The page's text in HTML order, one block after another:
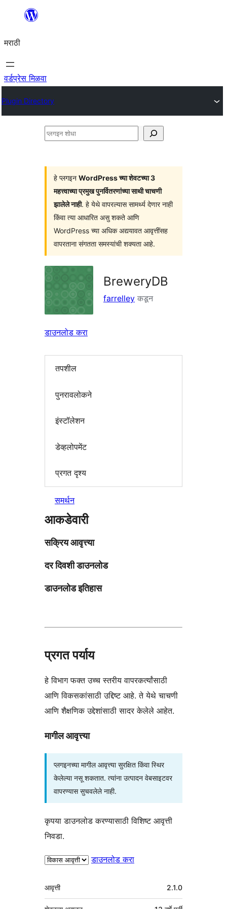
सामुग्रीवर
मराठी
वर्डप्रेस मिळवा
Plugin Directory
प्लगइन
हे प्लगइन WordPress च्या शेवटच्या 3
महत्त्वाच्या प्रमुख पुनर्वितरणांच्या साथी चाचणी
झालेले नाही. हे येथे वापरल्यास सामर्थ्य देणार नाही
किंवा त्या आधारित असु शकते आणि
WordPress च्या अधिक अद्ययावत आवृत्तींसह
वापरताना संगतता समस्यांची शक्यता आहे.
BreweryDB
farrelley कडून
डाउनलोड करा
तपशील
पुनरावलोकने
इंस्टॉलेशन
डेव्हलोपमेंट
प्रगत दृश्य
समर्थन
आकडेवारी
सक्रिय आवृत्त्या
दर दिवशी डाउनलोड
डाउनलोड इतिहास
प्रगत पर्याय
हे विभाग फक्त उच्च स्तरीय वापरकर्त्यांसाठी
आणि विकसकांसाठी उद्दिष्ट आहे. ते येथे चाचणी
आणि शैक्षणिक उद्देशांसाठी सादर केलेले आहेत.
मागील आवृत्त्या
प्लगइनच्या मागील आवृत्त्या सुरक्षित किंवा स्थिर
केलेल्या नसू शकतात. त्यांना उत्पादन वेबसाइटवर
वापरण्यास सुचवलेले नाही.
कृपया डाउनलोड करण्यासाठी विशिष्ट आवृत्ती
निवडा.
डाउनलोड करा
मेटा
आवृत्ती 2.1.0